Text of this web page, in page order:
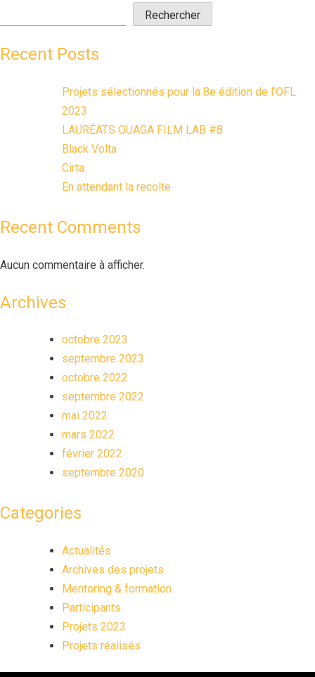
Rechercher
Recent Posts
Projets sélectionnés pour la 8e édition de l’OFL
2023
LAURÉATS OUAGA FILM LAB #8
Black Volta
Cirta
En attendant la recolte
Recent Comments
Aucun commentaire à afficher.
Archives
octobre 2023
septembre 2023
octobre 2022
septembre 2022
mai 2022
mars 2022
février 2022
septembre 2020
Categories
Actualités
Archives des projets
Mentoring & formation
Participants
Projets 2023
Projets réalisés